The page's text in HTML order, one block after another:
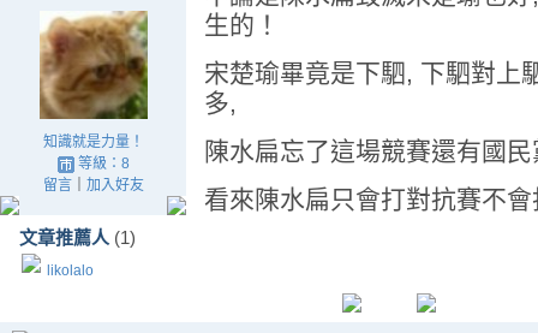
知識就是力量！
等級：8
留言｜ 加入好友
文章推薦人 (1)
likolalo
生的！
宋楚瑜畢竟是下駟, 下駟對上
多,
陳水扁忘了這場競賽還有國
看來陳水扁只會打對抗賽不